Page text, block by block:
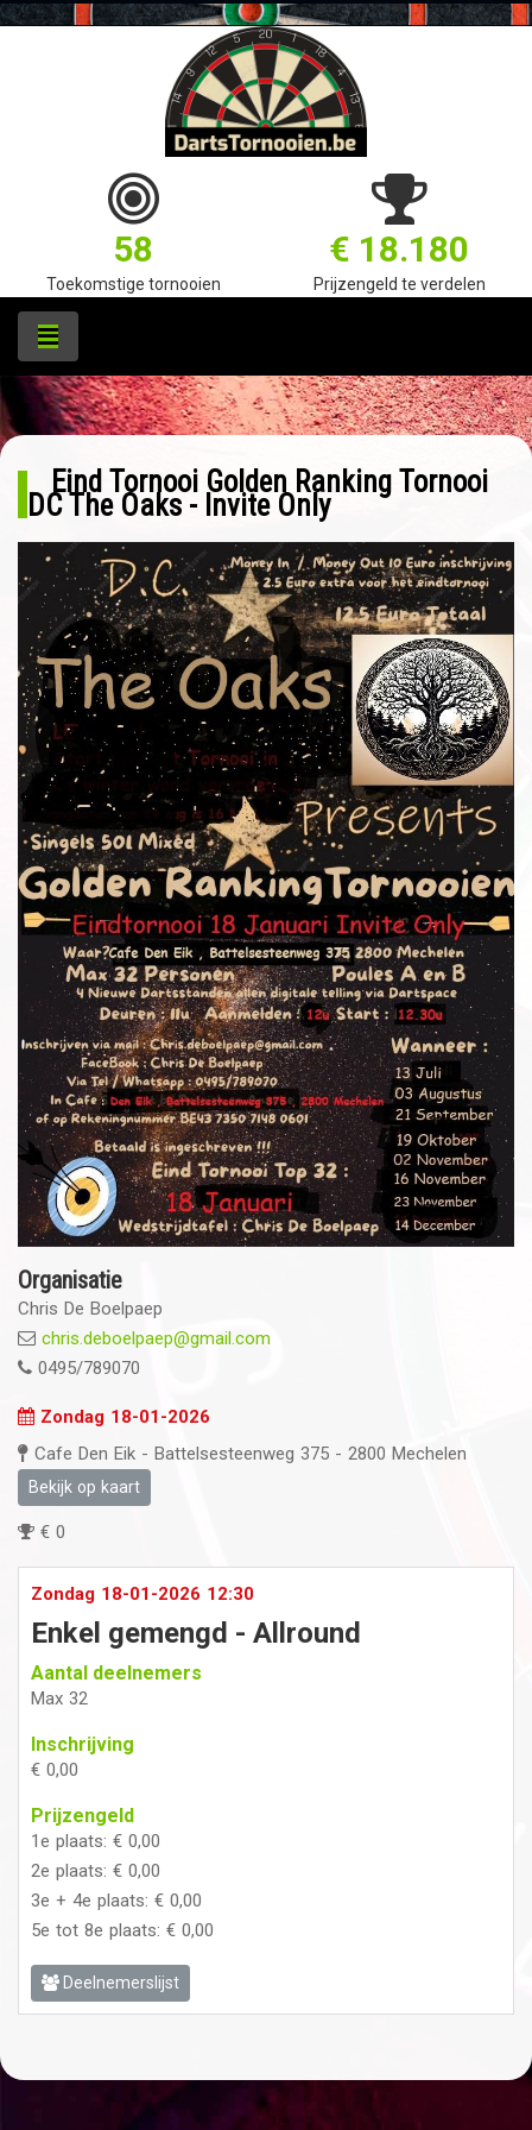
58
Toekomstige tornooien
€ 18.180
Prijzengeld te verdelen
Eind Tornooi Golden Ranking Tornooi
DC The Oaks - Invite Only
Organisatie
Chris De Boelpaep
chris.deboelpaep@gmail.com
0495/789070
Zondag 18-01-2026
Cafe Den Eik - Battelsesteenweg 375 - 2800 Mechelen
Bekijk op kaart
€ 0
Zondag 18-01-2026 12:30
Enkel gemengd - Allround
Aantal deelnemers
Max 32
Inschrijving
€ 0,00
Prijzengeld
1e plaats: € 0,00
2e plaats: € 0,00
3e + 4e plaats: € 0,00
5e tot 8e plaats: € 0,00
Deelnemerslijst